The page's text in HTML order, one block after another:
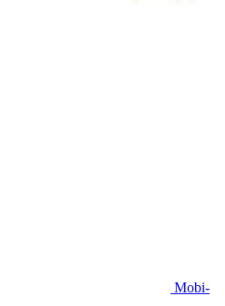
Mobi-